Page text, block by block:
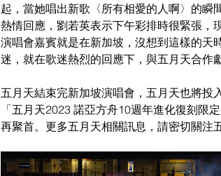
起，當她唱出新歌〈所有相愛的人啊〉的瞬
熱情回應，劉若英表示下午彩排時很緊張，
演唱會嘉賓就是在新加坡，沒想到這樣的天
迷，就在歌迷熱烈的回應下，與五月天合作
五月天結束完新加坡演唱會，五月天也將投
「五月天2023 諾亞方舟10週年進化復刻限
再聚首。更多五月天相關訊息，請密切關注